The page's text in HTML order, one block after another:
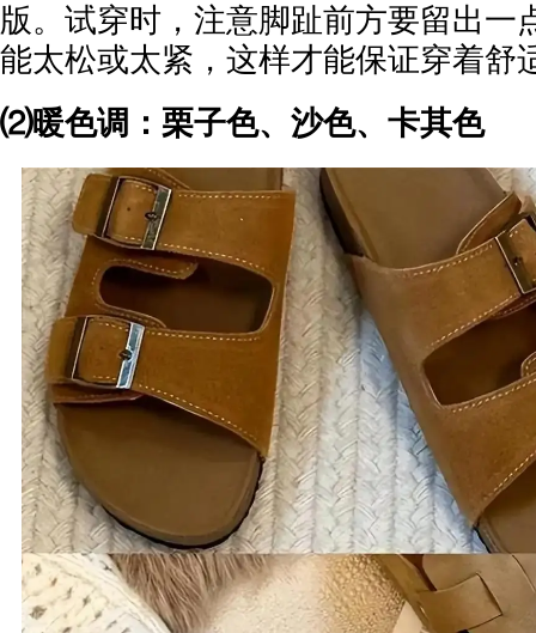
版。试穿时，注意脚趾前方要留出一
能太松或太紧，这样才能保证穿着舒
⑵暖色调：栗子色、沙色、卡其色